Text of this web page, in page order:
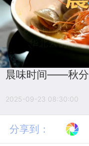
晨味时间——秋分
2025-09-23 08:30:00
分享到：